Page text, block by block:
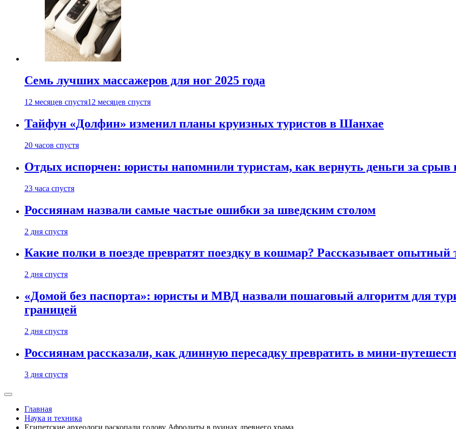
Семь лучших массажеров для ног 2025 года
12 месяцев спустя12 месяцев спустя
Тайфун «Долфин» изменил планы круизных туристов в Шанхае
20 часов спустя
Отдых испорчен: юристы напомнили туристам, как вернуть деньги за срыв
23 часа спустя
Россиянам назвали самые частые ошибки за шведским столом
2 дня спустя
Какие полки в поезде превратят поездку в кошмар? Рассказывает опытный
2 дня спустя
«Домой без паспорта»: юристы и МВД назвали пошаговый алгоритм для
границей
2 дня спустя
Россиянам рассказали, как длинную пересадку превратить в мини-
3 дня спустя
Главная
Наука и техника
Египетские археологи раскопали голову Афродиты в руинах древнего храма